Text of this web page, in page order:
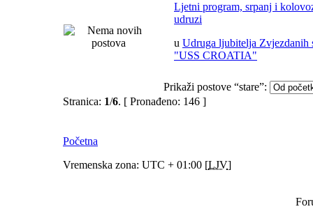
Ljetni program, srpanj i
udruzi
u Udruga ljubitelja Zvjezdanih
"USS CROATIA"
Prikaži postove “stare”:
Stranica: 1/6. [ Pronađeno: 146 ]
Početna
Vremenska zona: UTC + 01:00 [LJV]